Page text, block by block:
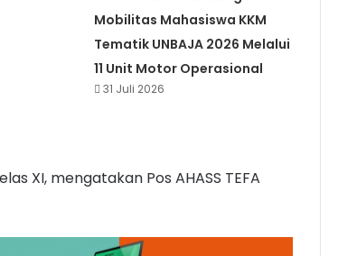
Mobilitas Mahasiswa KKM
Tematik UNBAJA 2026 Melalui
11 Unit Motor Operasional
31 Juli 2026
XI, mengatakan Pos AHASS TEFA